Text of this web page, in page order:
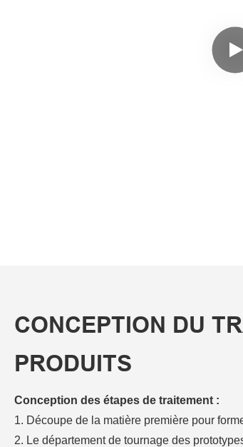
CONCEPTION DU
PRODUITS
Conception des étapes de traitement :
1. Découpe de la matière première pour
2. Le département de tournage des